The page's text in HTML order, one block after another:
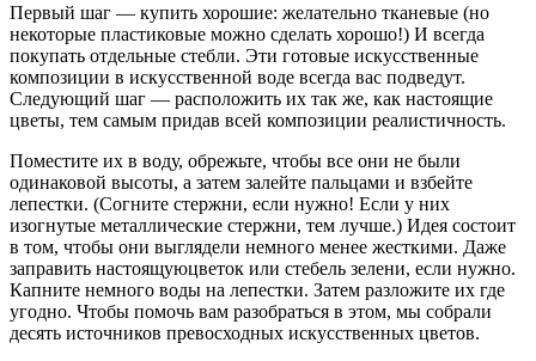
Первый шаг — купить хорошие: желательно тканевые (но
некоторые пластиковые можно сделать хорошо!) И всегда
покупать отдельные стебли. Эти готовые искусственные
композиции в искусственной воде всегда вас подведут.
Следующий шаг — расположить их так же, как настоящие
цветы, тем самым придав всей композиции реалистичность.
Поместите их в воду, обрежьте, чтобы все они не были
одинаковой высоты, а затем залейте пальцами и взбейте
лепестки. (Согните стержни, если нужно! Если у них
изогнутые металлические стержни, тем лучше.) Идея состоит
в том, чтобы они выглядели немного менее жесткими. Даже
заправить настоящуюцветок или стебель зелени, если нужно.
Капните немного воды на лепестки. Затем разложите их где
угодно. Чтобы помочь вам разобраться в этом, мы собрали
десять источников превосходных искусственных цветов.